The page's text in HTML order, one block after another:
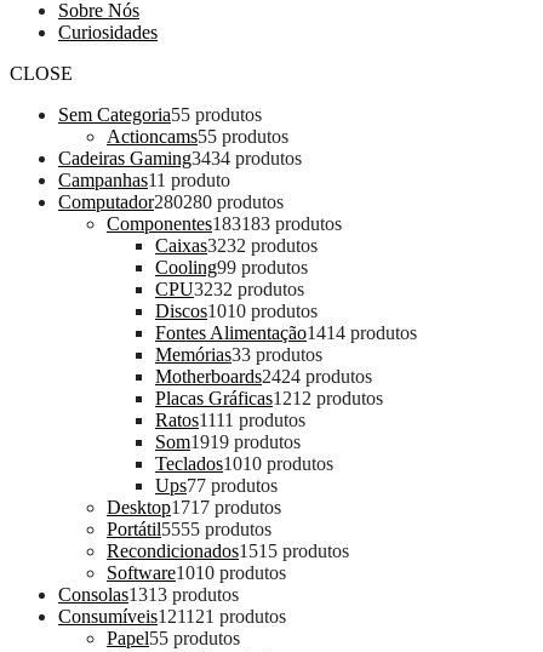
Sobre Nós
Curiosidades
CLOSE
Sem Categoria55 produtos
Actioncams55 produtos
Cadeiras Gaming3434 produtos
Campanhas11 produto
Computador280280 produtos
Componentes183183 produtos
Caixas3232 produtos
Cooling99 produtos
CPU3232 produtos
Discos1010 produtos
Fontes Alimentação1414 produtos
Memórias33 produtos
Motherboards2424 produtos
Placas Gráficas1212 produtos
Ratos1111 produtos
Som1919 produtos
Teclados1010 produtos
Ups77 produtos
Desktop1717 produtos
Portátil5555 produtos
Recondicionados1515 produtos
Software1010 produtos
Consolas1313 produtos
Consumíveis121121 produtos
Papel55 produtos